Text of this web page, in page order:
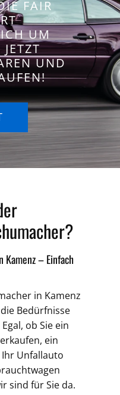
FAIR
UM
UND
Kamenz – Einfach
in Kamenz
Bedürfnisse
ob Sie ein
ein
Unfallauto
sind für Sie da.